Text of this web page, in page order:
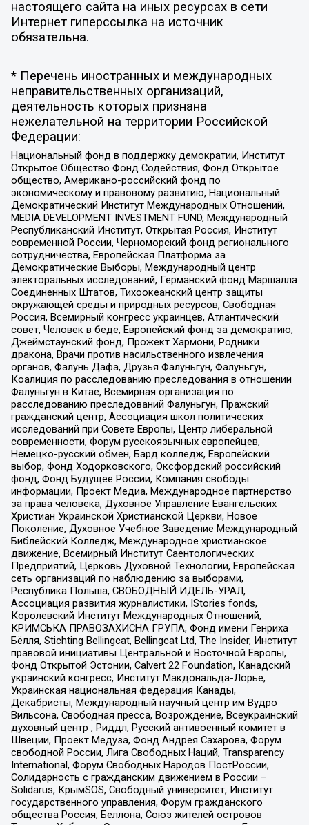
настоящего сайта на иных ресурсах в сети
Интернет гиперссылка на источник
обязательна.
* Перечень иностранных и международных
неправительственных организаций,
деятельность которых признана
нежелательной на территории Российской
Федерации:
Национальный фонд в поддержку демократии, Институт
Открытое Общество Фонд Содействия, Фонд Открытое
общество, Американо-российский фонд по
экономическому и правовому развитию, Национальный
Демократический Институт Международных Отношений,
MEDIA DEVELOPMENT INVESTMENT FUND, Международный
Республиканский Институт, Открытая Россия, Институт
современной России, Черноморский фонд регионального
сотрудничества, Европейская Платформа за
Демократические Выборы, Международный центр
электоральных исследований, Германский фонд Маршалла
Соединенных Штатов, Тихоокеанский центр защиты
окружающей среды и природных ресурсов, Свободная
Россия, Всемирный конгресс украинцев, Атлантический
совет, Человек в беде, Европейский фонд за демократию,
Джеймстаунский фонд, Прожект Хармони, Родники
дракона, Врачи против насильственного извлечения
органов, Фалунь Дафа, Друзья Фалуньгун, Фалуньгун,
Коалиция по расследованию преследования в отношении
Фалуньгун в Китае, Всемирная организация по
расследованию преследований Фалуньгун, Пражский
гражданский центр, Ассоциация школ политических
исследований при Совете Европы, Центр либеральной
современности, Форум русскоязычных европейцев,
Немецко-русский обмен, Бард колледж, Европейский
выбор, Фонд Ходорковского, Оксфордский российский
фонд, Фонд Будущее России, Компания свободы
информации, Проект Медиа, Международное партнерство
за права человека, Духовное Управление Евангельских
Христиан Украинской Христианской Церкви, Новое
Поколение, Духовное Учебное Заведение Международный
Библейский Колледж, Международное христианское
движение, Всемирный Институт Саентологических
Предприятий, Церковь Духовной Технологии, Европейская
сеть организаций по наблюдению за выборами,
Республика Польша, СВОБОДНЫЙ ИДЕЛЬ-УРАЛ,
Ассоциация развития журналистики, IStories fonds,
Королевский Институт Международных Отношений,
КРИМСЬКА ПРАВОЗАХИСНА ГРУПА, Фонд имени Генриха
Бёлля, Stichting Bellingcat, Bellingcat Ltd, The Insider, Институт
правовой инициативы Центральной и Восточной Европы,
Фонд Открытой Эстонии, Calvert 22 Foundation, Канадский
украинский конгресс, Институт Макдональда-Лорье,
Украинская национальная федерация Канады,
Декабристы, Международный научный центр им Вудро
Вильсона, Свободная пресса, Возрождение, Всеукраинский
духовный центр , Риддл, Русский антивоенный комитет в
Швеции, Проект Медуза, Фонд Андрея Сахарова, Форум
свободной России, Лига Свободных Наций, Transparеncy
International, Форум Свободных Народов ПостРоссии,
Солидарность с гражданским движением в России –
Solidarus, КрымSOS, Свободный университет, Институт
государственного управления, Форум гражданского
общества Россия, Беллона, Союз жителей островов